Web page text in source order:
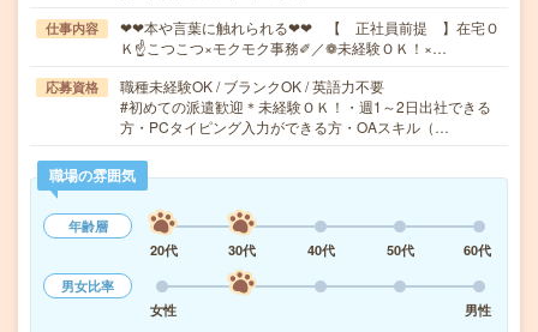
仕事内容
❤❤本や言葉に触れられる❤❤ 【 正社員前提 】在宅Ｏ
Ｋ☝こつこつ×モクモク事務✐／❁未経験ＯＫ！×…
応募資格
職種未経験OK / ブランクOK / 英語力不要
#初めての派遣歓迎＊未経験ＯＫ！・週1～2日出社できる
方・PCタイピング入力ができる方・OAスキル（…
職場の雰囲気
年齢層
20代
30代 40代 50代
60代
男女比率
女性
男性